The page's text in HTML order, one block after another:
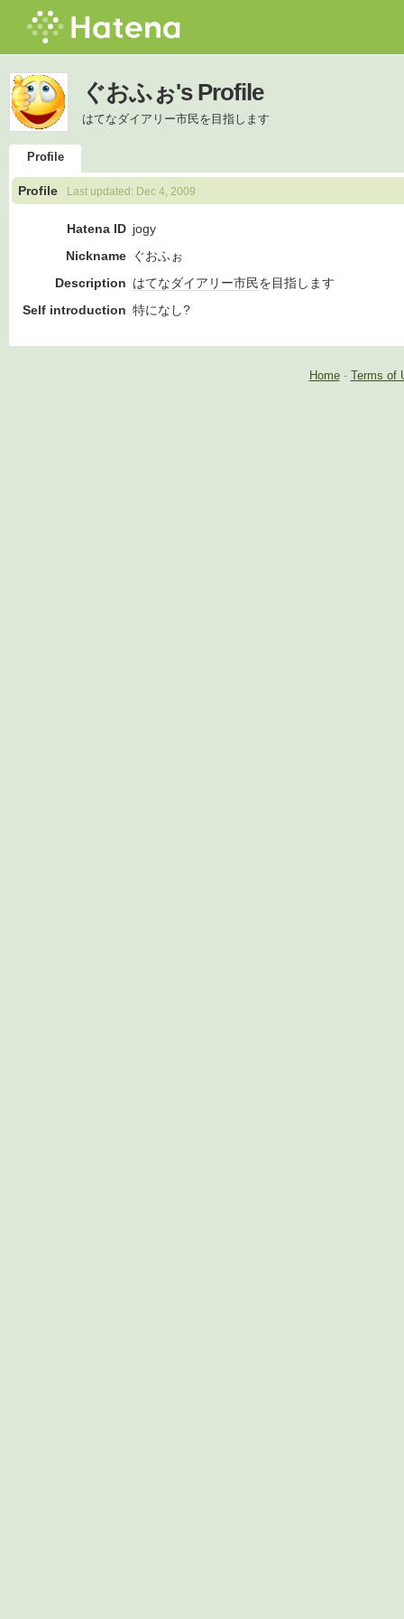
ぐおふぉ's Profile
はてなダイアリー市民を目指します
Profile
Profile Last updated: Dec 4, 2009
Hatena ID jogy
Nickname
ぐおふぉ
Description はてなダイアリー市民を目指します
Self introduction 特になし?
Home- Terms of